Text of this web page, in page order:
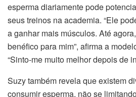
esperma diariamente pode
seus treinos na academia. “Ele
a ganhar mais músculos. Até
benéfico para mim”, afirma a
“Sinto-me muito melhor depois de
Suzy também revela que existem
consumir esperma, não se